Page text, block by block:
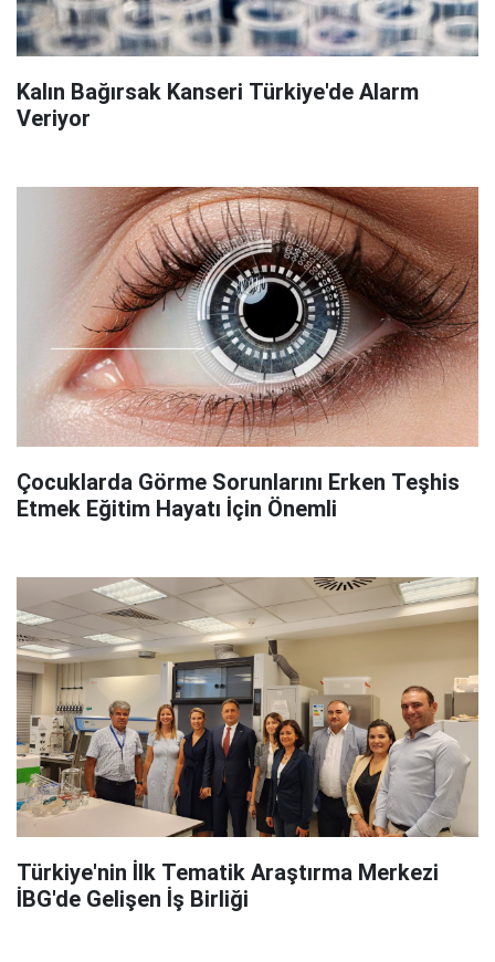
Kalın Bağırsak Kanseri Türkiye'de Alarm
Veriyor
Çocuklarda Görme Sorunlarını Erken Teşhis
Etmek Eğitim Hayatı İçin Önemli
Türkiye'nin İlk Tematik Araştırma Merkezi
İBG'de Gelişen İş Birliği